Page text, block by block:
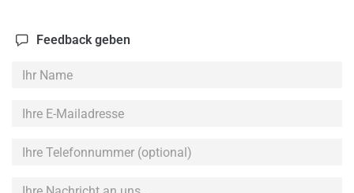
Feedback geben
Ihr
Ihre
Mailadresse
Ihre
(optional)